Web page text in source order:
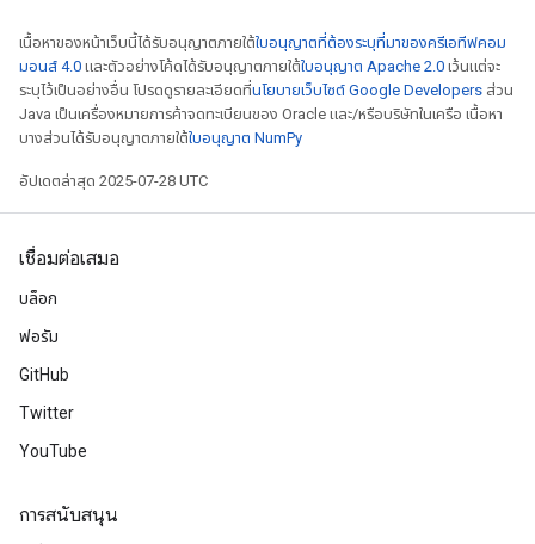
เนื้อหาของหน้าเว็บนี้ได้รับอนุญาตภายใต้ใบอนุญาตที่ต้องระบุที่มาของครีเอทีฟคอม
มอนส์ 4.0 และตัวอย่างโค้ดได้รับอนุญาตภายใต้ใบอนุญาต Apache 2.0 เว้นแต่จะ
ระบุไว้เป็นอย่างอื่น โปรดดูรายละเอียดที่นโยบายเว็บไซต์ Google Developers ส่วน
Java เป็นเครื่องหมายการค้าจดทะเบียนของ Oracle และ/หรือบริษัทในเครือ เนื้อหา
บางส่วนได้รับอนุญาตภายใต้ใบอนุญาต NumPy
อัปเดตล่าสุด 2025-07-28 UTC
เชื่อมต่อเสมอ
บล็อก
ฟอรัม
GitHub
Twitter
YouTube
การสนับสนุน